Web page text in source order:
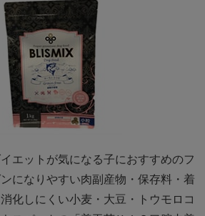
エットが気になる子におすすめのフ
になりやすい肉副産物・保存料・着
化しにくい小麦・大豆・トウモロコ